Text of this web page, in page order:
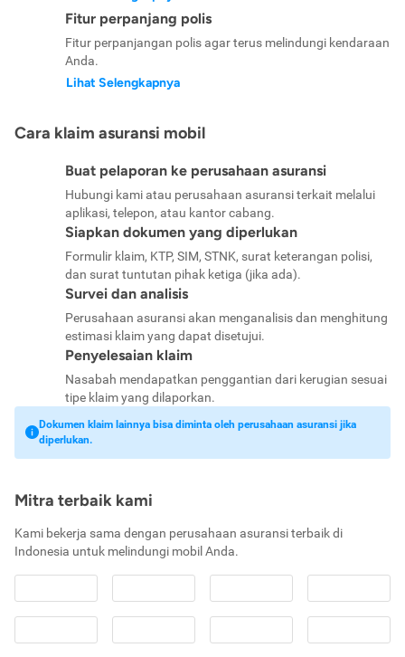
Fitur perpanjang polis
Fitur perpanjangan polis agar terus melindungi kendaraan
Anda.
Lihat Selengkapnya
Cara klaim asuransi mobil
Buat pelaporan ke perusahaan asuransi
Hubungi kami atau perusahaan asuransi terkait melalui
aplikasi, telepon, atau kantor cabang.
Siapkan dokumen yang diperlukan
Formulir klaim, KTP, SIM, STNK, surat keterangan polisi,
dan surat tuntutan pihak ketiga (jika ada).
Survei dan analisis
Perusahaan asuransi akan menganalisis dan menghitung
estimasi klaim yang dapat disetujui.
Penyelesaian klaim
Nasabah mendapatkan penggantian dari kerugian sesuai
tipe klaim yang dilaporkan.
Dokumen klaim lainnya bisa diminta oleh perusahaan asuransi jika
diperlukan.
Mitra terbaik kami
Kami bekerja sama dengan perusahaan asuransi terbaik di
Indonesia untuk melindungi mobil Anda.